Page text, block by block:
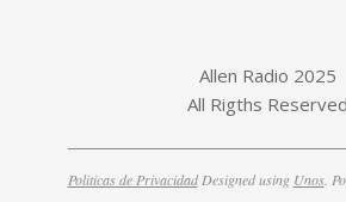
Allen Radio 2025
All Rigths Reserved
Politicas de PrivacidadDesigned using Unos.